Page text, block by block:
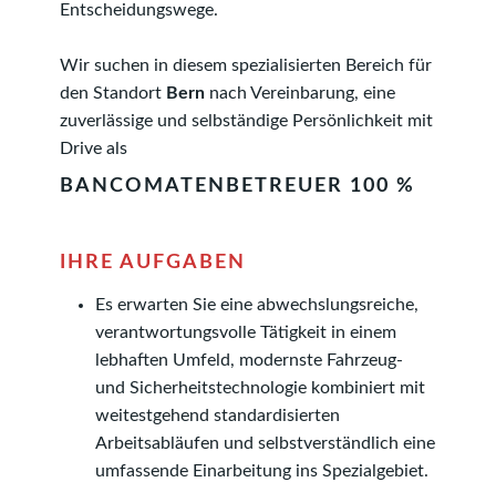
Entscheidungs­wege.
Wir suchen in diesem spezialisierten Bereich für
den Standort Bern nach Vereinbarung, eine
zuverlässige und selbständige Persönlichkeit mit
Drive als
BANCOMATENBETREUER 100 %
IHRE AUFGABEN
Es erwarten Sie eine abwechslungsreiche,
verantwortungsvolle Tätigkeit in einem
lebhaften Umfeld, modernste Fahrzeug-
und Sicherheitstechnologie kombiniert mit
weitestgehend standardisierten
Arbeitsabläufen und selbstverständlich eine
umfassende Einarbeitung ins Spezialgebiet.